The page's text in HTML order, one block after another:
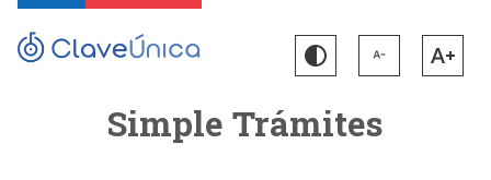
Simple Trámites